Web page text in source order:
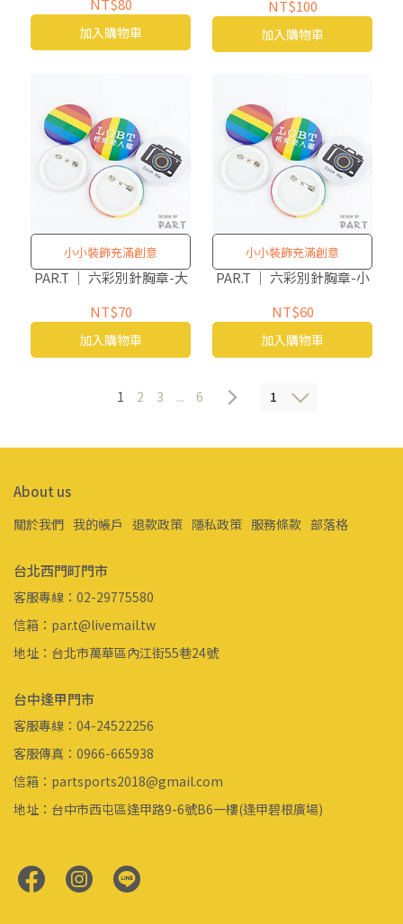
NT$80
加入購物車
NT$100
加入購物車
小小裝飾充滿創意
PAR.T ｜ 六彩別針胸章-大
NT$70
加入購物車
小小裝飾充滿創意
PAR.T ｜ 六彩別針胸章-小
NT$60
加入購物車
1 2 3 ... 6 1
About us
關於我們 我的帳戶 退款政策 隱私政策 服務條款 部落格
台北西門町門市
客服專線：02-29775580
信箱：par.t@livemail.tw
地址：台北市萬華區內江街55巷24號
台中逢甲門市
客服專線：04-24522256
客服傳真：0966-665938
信箱：partsports2018@gmail.com
地址：台中市西屯區逢甲路9-6號B6一樓(逢甲碧根廣場)